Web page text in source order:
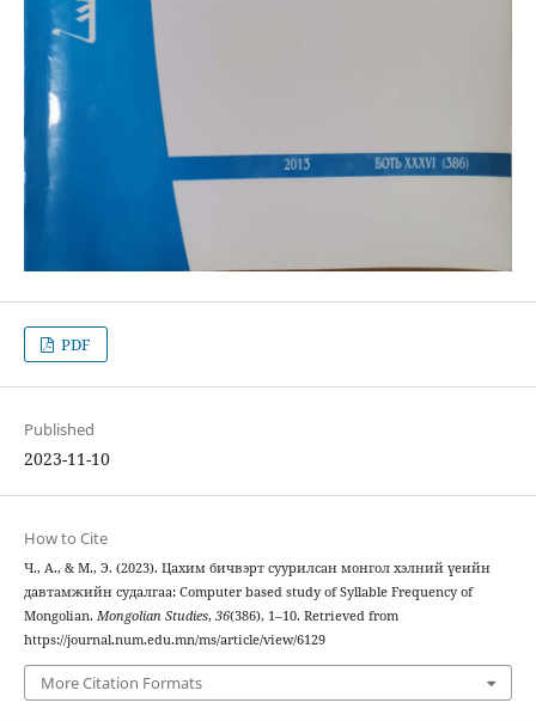
PDF
Published
2023-11-10
How to Cite
Ч., А., & М., Э. (2023). Цахим бичвэрт суурилсан монгол хэлний үеийн
давтамжийн судалгаа: Computer based study of Syllable Frequency of
Mongolian. Mongolian Studies, 36(386), 1–10. Retrieved from
https://journal.num.edu.mn/ms/article/view/6129
More Citation Formats